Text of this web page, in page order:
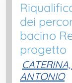
dei
bacino
progetto
ANTONIO